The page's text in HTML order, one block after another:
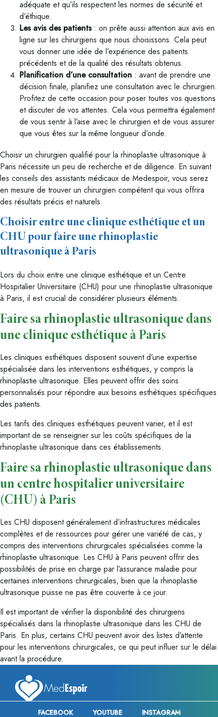
adéquate et qu’ils respectent les normes de sécurité et
d’éthique.
Les avis des patients: on prête aussi attention aux avis en
ligne sur les chirurgiens que nous choisissons. Cela peut
vous donner une idée de l’expérience des patients
précédents et de la qualité des résultats obtenus.
Planification d’une consultation : avant de prendre une
décision finale, planifiez une consultation avec le chirurgien.
Profitez de cette occasion pour poser toutes vos questions
et discuter de vos attentes. Cela vous permettra également
de vous sentir à l’aise avec le chirurgien et de vous assurer
que vous êtes sur la même longueur d’onde.
Choisir un chirurgien qualifié pour la rhinoplastie ultrasonique à
Paris nécessite un peu de recherche et de diligence. En suivant
les conseils des assistants médicaux de Medespoir, vous serez
en mesure de trouver un chirurgien compétent qui vous offrira
des résultats précis et naturels.
Choisir entre une clinique esthétique et un
CHU pour faire une rhinoplastie
ultrasonique à Paris
Lors du choix entre une clinique esthétique et un Centre
Hospitalier Universitaire (CHU) pour une rhinoplastie ultrasonique
à Paris, il est crucial de considérer plusieurs éléments.
Faire sa rhinoplastie ultrasonique dans
une clinique esthétique à Paris
Les cliniques esthétiques disposent souvent d’une expertise
spécialisée dans les interventions esthétiques, y compris la
rhinoplastie ultrasonique. Elles peuvent offrir des soins
personnalisés pour répondre aux besoins esthétiques spécifiques
des patients.
Les tarifs des cliniques esthétiques peuvent varier, et il est
important de se renseigner sur les coûts spécifiques de la
rhinoplastie ultrasonique dans ces établissements.
Faire sa rhinoplastie ultrasonique dans
un centre hospitalier universitaire
(CHU) à Paris
Les CHU disposent généralement d’infrastructures médicales
complètes et de ressources pour gérer une variété de cas, y
compris des interventions chirurgicales spécialisées comme la
rhinoplastie ultrasonique. Les CHU à Paris peuvent offrir des
possibilités de prise en charge par l’assurance maladie pour
certaines interventions chirurgicales, bien que la rhinoplastie
ultrasonique puisse ne pas être couverte à ce jour.
Il est important de vérifier la disponibilité des chirurgiens
spécialisés dans la rhinoplastie ultrasonique dans les CHU de
Paris. En plus, certains CHU peuvent avoir des listes d’attente
pour les interventions chirurgicales, ce qui peut influer sur le délai
avant la procédure.
FACEBOOK YOUTUBE INSTAGRAM